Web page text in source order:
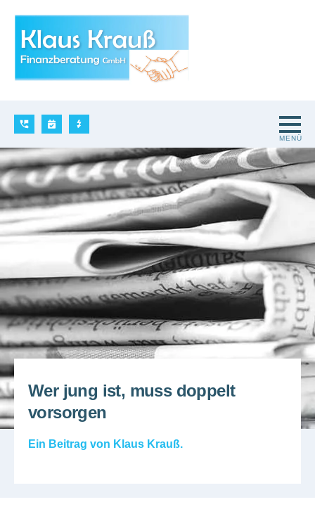
Wer jung ist, muss doppelt
vorsorgen
Ein Beitrag von Klaus Krauß.